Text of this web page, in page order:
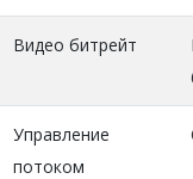
Видео битрейт
Управление
потоком